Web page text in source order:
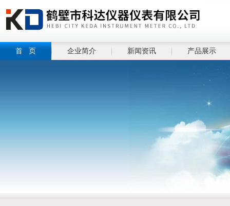
首 页 企业简介 新闻资讯 产品展示